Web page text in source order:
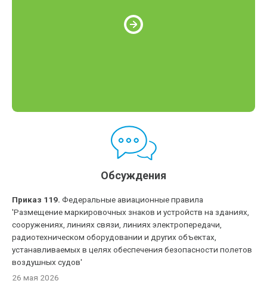
Обсуждения
Приказ 119. Федеральные авиационные правила
'Размещение маркировочных знаков и устройств на зданиях,
сооружениях, линиях связи, линиях электропередачи,
радиотехническом оборудовании и других объектах,
устанавливаемых в целях обеспечения безопасности полетов
воздушных судов'
26 мая 2026